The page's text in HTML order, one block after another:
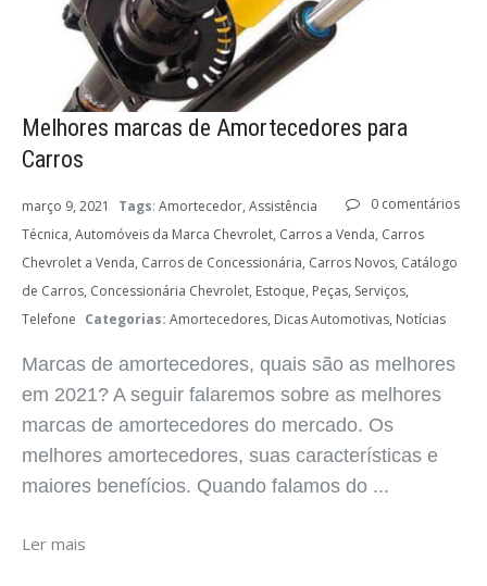
Melhores marcas de Amortecedores para
Carros
0 comentários
março 9, 2021 Tags: Amortecedor Assistência
Técnica Automóveis da Marca Chevrolet Carros a Venda Carros
Chevrolet a Venda Carros de Concessionária Carros Novos Catálogo
de Carros Concessionária Chevrolet Estoque Peças Serviços
Telefone Categorias: Amortecedores Dicas Automotivas Notícias
Marcas de amortecedores, quais são as melhores
em 2021? A seguir falaremos sobre as melhores
marcas de amortecedores do mercado. Os
melhores amortecedores, suas características e
maiores benefícios. Quando falamos do ...
Ler mais